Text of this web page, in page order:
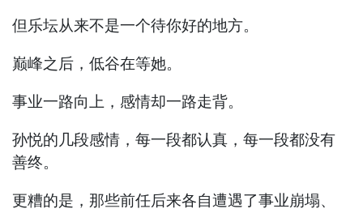
但乐坛从来不是一个待你好的地方。
巅峰之后，低谷在等她。
事业一路向上，感情却一路走背。
孙悦的几段感情，每一段都认真，每一段都没有
善终。
更糟的是，那些前任后来各自遭遇了事业崩塌、